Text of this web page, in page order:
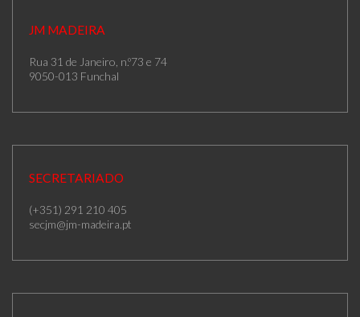
JM MADEIRA
Rua 31 de Janeiro, n.º73 e 74
9050-013 Funchal
SECRETARIADO
(+351) 291 210 405
secjm@jm-madeira.pt